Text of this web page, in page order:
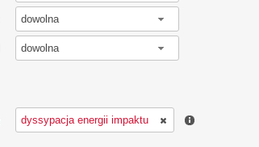
dowolna
dowolna